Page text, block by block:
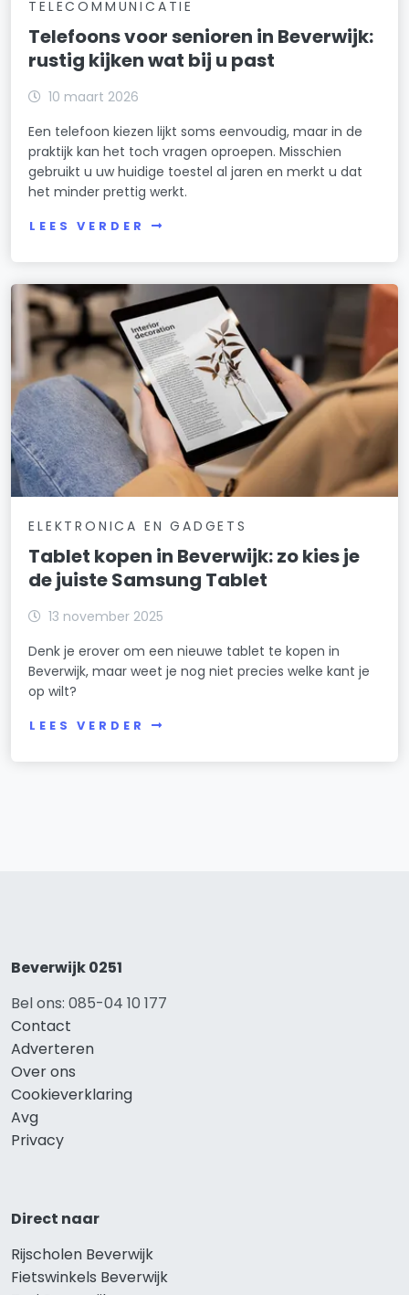
TELECOMMUNICATIE
Telefoons voor senioren in Beverwijk:
rustig kijken wat bij u past
10 maart 2026
Een telefoon kiezen lijkt soms eenvoudig, maar in de
praktijk kan het toch vragen oproepen. Misschien
gebruikt u uw huidige toestel al jaren en merkt u dat
het minder prettig werkt.
LEES VERDER
ELEKTRONICA EN GADGETS
Tablet kopen in Beverwijk: zo kies je
de juiste Samsung Tablet
13 november 2025
Denk je erover om een nieuwe tablet te kopen in
Beverwijk, maar weet je nog niet precies welke kant je
op wilt?
LEES VERDER
Beverwijk 0251
Bel ons: 085-04 10 177
Contact
Adverteren
Over ons
Cookieverklaring
Avg
Privacy
Direct naar
Rijscholen Beverwijk
Fietswinkels Beverwijk